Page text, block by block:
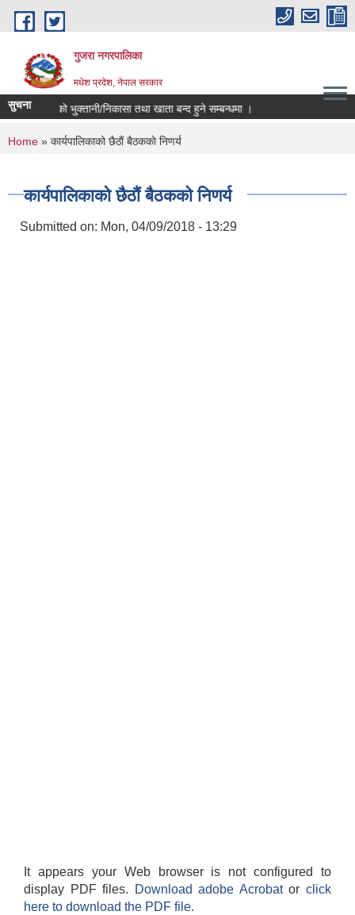
Skip to main content
गुजरा नगरपालिका
मधेश प्रदेश, नेपाल सरकार
सुचना८३ को भु्क्तानी/निकासा तथा खाता बन्द हुने सम्बन्धमा ।
You are here
Home » कार्यपालिकाको छैठाैं बैठककाे निणर्य
कार्यपालिकाको छैठाैं बैठककाे निणर्य
Submitted on: Mon, 04/09/2018 - 13:29
It appears your Web browser is not configured to
display PDF files.
Download adobe Acrobatorclick
here to download the PDF file.